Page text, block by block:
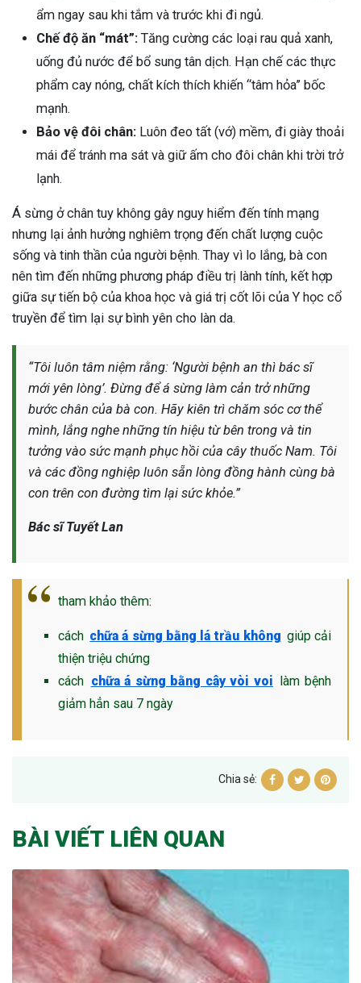
ẩm ngay sau khi tắm và trước khi đi ngủ.
Chế độ ăn “mát”: Tăng cường các loại rau quả xanh,
uống đủ nước để bổ sung tân dịch. Hạn chế các thực
phẩm cay nóng, chất kích thích khiến “tâm hỏa” bốc
mạnh.
Bảo vệ đôi chân: Luôn đeo tất (vớ) mềm, đi giày thoải
mái để tránh ma sát và giữ ấm cho đôi chân khi trời trở
lạnh.
Á sừng ở chân tuy không gây nguy hiểm đến tính mạng
nhưng lại ảnh hưởng nghiêm trọng đến chất lượng cuộc
sống và tinh thần của người bệnh. Thay vì lo lắng, bà con
nên tìm đến những phương pháp điều trị lành tính, kết hợp
giữa sự tiến bộ của khoa học và giá trị cốt lõi của Y học cổ
truyền để tìm lại sự bình yên cho làn da.
“Tôi luôn tâm niệm rằng: ‘Người bệnh an thì bác sĩ
mới yên lòng’. Đừng để á sừng làm cản trở những
bước chân của bà con. Hãy kiên trì chăm sóc cơ thể
mình, lắng nghe những tín hiệu từ bên trong và tin
tưởng vào sức mạnh phục hồi của cây thuốc Nam. Tôi
và các đồng nghiệp luôn sẵn lòng đồng hành cùng bà
con trên con đường tìm lại sức khỏe.”
Bác sĩ Tuyết Lan
tham khảo thêm:
cách chữa á sừng bằng lá trầu không giúp cải
thiện triệu chứng
cách chữa á sừng bằng cây vòi voi làm bệnh
giảm hẳn sau 7 ngày
Chia sẻ:
BÀI VIẾT LIÊN QUAN